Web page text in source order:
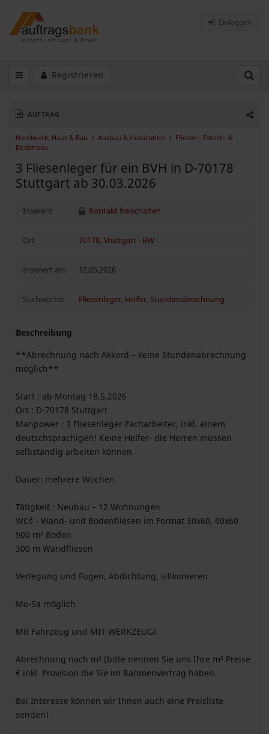
Einloggen
Registrieren
AUFTRAG
Handwerk, Haus & Bau Ausbau & Installation
Fliesen-, Estrich- &
Bodenbau
3 Fliesenleger für ein BVH in D-70178
Stuttgart ab 30.03.2026
Inserent Kontakt freischalten
Ort 70178, Stuttgart - BW
Inseriert am 12.05.2026
Suchwörter Fliesenleger, Helfer, Stundenabrechnung
Beschreibung
**Abrechnung nach Akkord – keine Stundenabrechnung
möglich**
Start : ab Montag 18.5.2026
Ort : D-70178 Stuttgart
Manpower : 3 Fliesenleger Facharbeiter, inkl. einem
deutschsprachigen! Keine Helfer- die Herren müssen
selbständig arbeiten können
Dauer: mehrere Wochen
Tätigkeit : Neubau – 12 Wohnungen
WC´s - Wand- und Bodenfliesen im Format 30x60, 60x60
900 m² Boden
300 m Wandfliesen
Verlegung und Fugen, Abdichtung, silikonieren
Mo-Sa möglich
Mit Fahrzeug und MIT WERKZEUG!
Abrechnung nach m² (bitte nennen Sie uns Ihre m² Preise
€ inkl. Provision die Sie im Rahmenvertrag haben.
Bei Interesse können wir Ihnen auch eine Preisliste
senden!